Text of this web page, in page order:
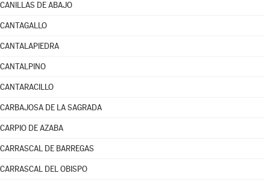
CANILLAS DE ABAJO
CANTAGALLO
CANTALAPIEDRA
CANTALPINO
CANTARACILLO
CARBAJOSA DE LA SAGRADA
CARPIO DE AZABA
CARRASCAL DE BARREGAS
CARRASCAL DEL OBISPO